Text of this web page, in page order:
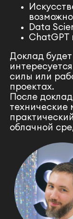
Data
ChatGPT
Доклад
силы или
проектах.
После
облачной